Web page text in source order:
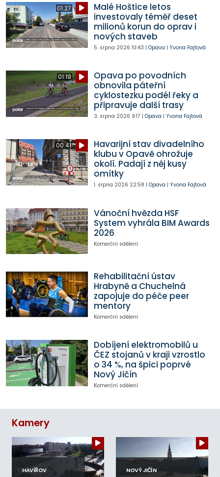
01:27
Malé Hoštice letos
investovaly téměř deset
milionů korun do oprav i
nových staveb
5. srpna 2026 10:43 | Opava | Yvona Fajtová
01:19
Opava po povodních
obnovila páteřní
cyklostezku podél řeky a
připravuje další trasy
3. srpna 2026 9:17 | Opava | Yvona Fajtová
00:41
Havarijní stav divadelního
klubu v Opavě ohrožuje
okolí. Padají z něj kusy
omítky
1. srpna 2026 22:58 | Opava | Yvona Fajtová
Vánoční hvězda HSF
System vyhrála BIM Awards
2026
Komerční sdělení
Rehabilitační ústav
Hrabyně a Chuchelná
zapojuje do péče peer
mentory
Komerční sdělení
Dobíjení elektromobilů u
ČEZ stojanů v kraji vzrostlo
o 34 %, na špici poprvé
Nový Jičín
Komerční sdělení
Kamery
HAVÍŘOV NOVÝ JIČÍN